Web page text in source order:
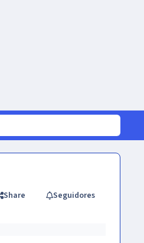
Share Seguidores